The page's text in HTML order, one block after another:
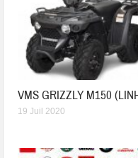
VMS GRIZZLY M150
19 Juil 2020